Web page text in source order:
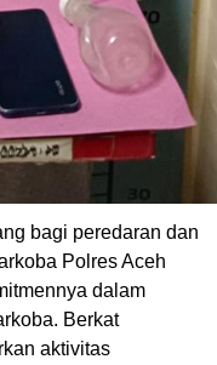
bagi peredaran dan
Polres Aceh
dalam
Berkat
aktivitas